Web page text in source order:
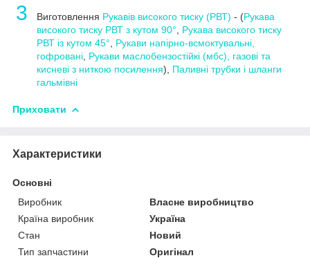
3 Виготовлення Рукавів високого тиску (РВТ) - (Рукава
високого тиску РВТ з кутом 90°
Рукава високого тиску
РВТ із кутом 45°
Рукави напірно-всмоктувальні,
гофровані Рукави маслобензостійкі (мбс), газові та
кисневі з ниткою посилення), Паливні трубки і шланги
гальмівні
Приховати
Характеристики
Основні
Виробник
Власне виробництво
Країна виробник
Україна
Стан
Новий
Тип запчастини
Оригінал